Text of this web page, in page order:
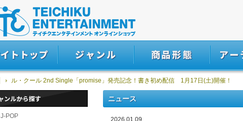
ル・クール 2nd Single「promise」発売記念！書き初め配信 1月17日(土)開催！
ニュース
2026.01.09
J-POP